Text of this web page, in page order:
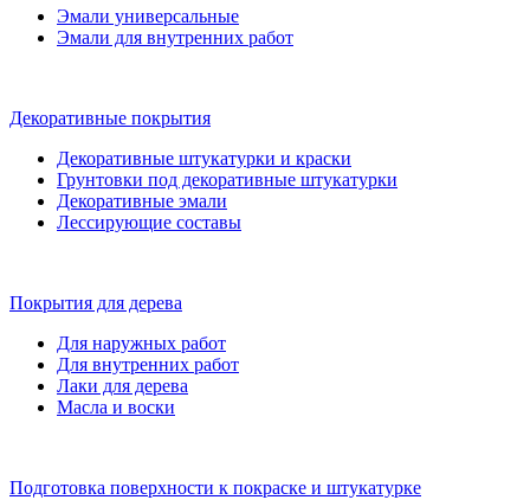
Эмали универсальные
Эмали для внутренних работ
Декоративные покрытия
Декоративные штукатурки и краски
Грунтовки под декоративные штукатурки
Декоративные эмали
Лессирующие составы
Покрытия для дерева
Для наружных работ
Для внутренних работ
Лаки для дерева
Масла и воски
Подготовка поверхности к покраске и штукатурке